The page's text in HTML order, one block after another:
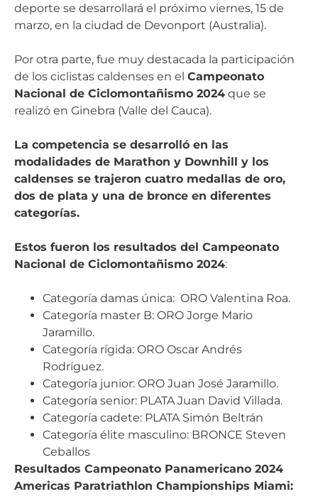
deporte se desarrollará el próximo viernes, 15 de
marzo, en la ciudad de Devonport (Australia).
Por otra parte, fue muy destacada la participación
de los ciclistas caldenses en el Campeonato
Nacional de Ciclomontañismo 2024 que se
realizó en Ginebra (Valle del Cauca).
La competencia se desarrolló en las
modalidades de Marathon y Downhill y los
caldenses se trajeron cuatro medallas de oro,
dos de plata y una de bronce en diferentes
categorías.
Estos fueron los resultados del Campeonato
Nacional de Ciclomontañismo 2024:
Categoría damas única: ORO Valentina Roa.
Categoría master B: ORO Jorge Mario
Jaramillo.
Categoría rígida: ORO Oscar Andrés
Rodríguez.
Categoría junior: ORO Juan José Jaramillo.
Categoría senior: PLATA Juan David Villada.
Categoría cadete: PLATA Simón Beltrán
Categoría élite masculino: BRONCE Steven
Ceballos
Resultados Campeonato Panamericano 2024
Americas Paratriathlon Championships Miami: